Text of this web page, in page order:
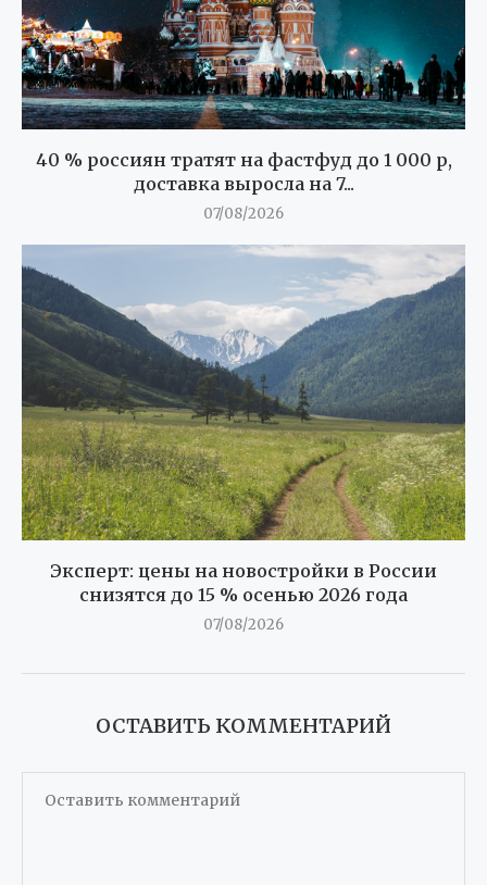
40 % россиян тратят на фастфуд до 1 000 р,
доставка выросла на 7...
07/08/2026
Эксперт: цены на новостройки в России
снизятся до 15 % осенью 2026 года
07/08/2026
ОСТАВИТЬ КОММЕНТАРИЙ